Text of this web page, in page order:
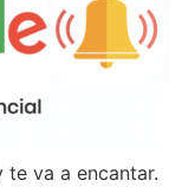
va a encantar.